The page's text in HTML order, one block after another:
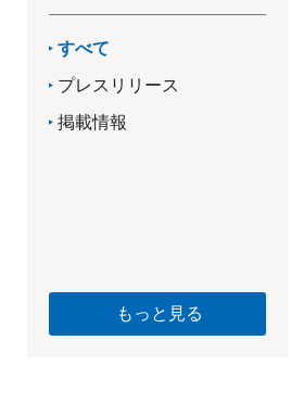
すべて
プレスリリース
掲載情報
もっと見る